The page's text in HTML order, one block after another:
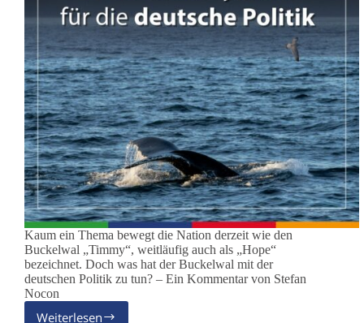
Kaum ein Thema bewegt die Nation derzeit wie den
Buckelwal „Timmy“, weitläufig auch als „Hope“
bezeichnet. Doch was hat der Buckelwal mit der
deutschen Politik zu tun? – Ein Kommentar von Stefan
Nocon
Weiterlesen